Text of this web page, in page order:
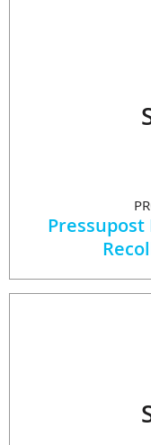
Pressupost